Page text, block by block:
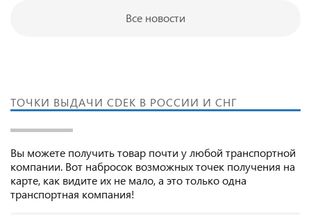
Все новости
ТОЧКИ ВЫДАЧИ CDEK В РОССИИ И СНГ
Вы можете получить товар почти у любой транспортной
компании. Вот набросок возможных точек получения на
карте, как видите их не мало, а это только одна
транспортная компания!